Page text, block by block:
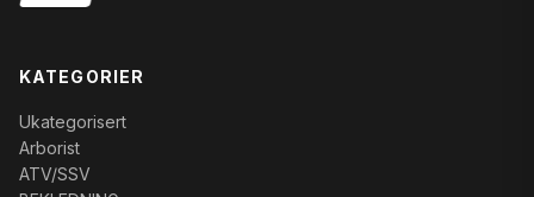
KATEGORIER
Ukategorisert
Arborist
ATV/SSV